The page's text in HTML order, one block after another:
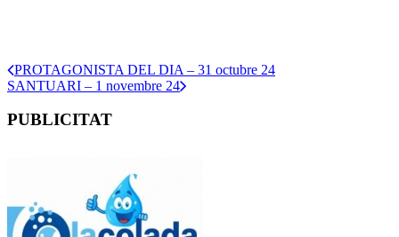
PROTAGONISTA DEL DIA – 31 octubre 24
SANTUARI – 1 novembre 24
PUBLICITAT